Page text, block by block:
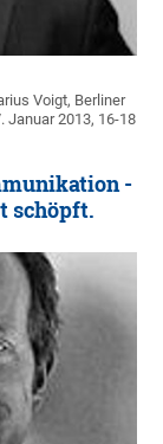
Voigt, Berliner
Januar 2013, 16-18
-
schöpft.